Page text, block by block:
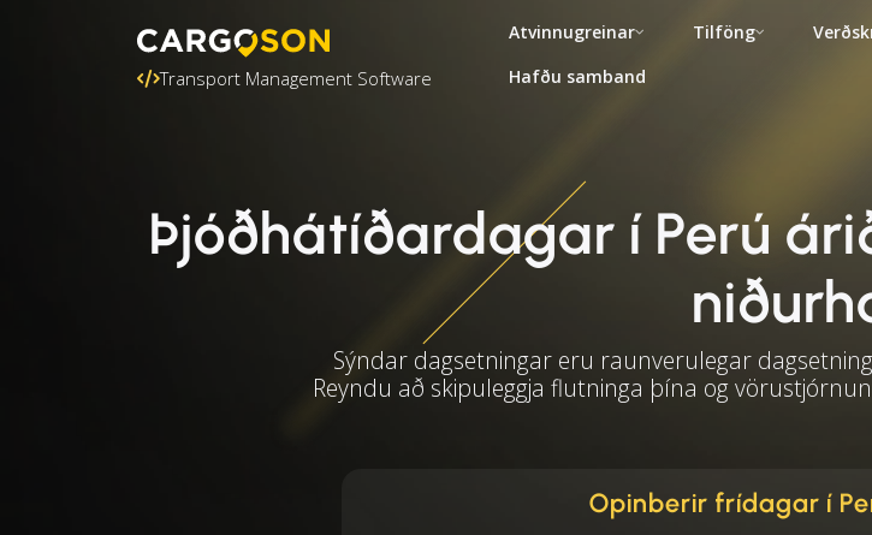
Transport Management Software
Atvinnugreinar Tilföng
Hafðu samband
Þjóðhátíðardagar í Perú
Sýndar dagsetningar eru raunverulegar
Reyndu að skipuleggja flutninga þína og
Opinberir frídagar í